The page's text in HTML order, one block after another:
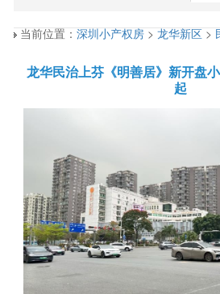
当前位置：深圳小产权房>龙华新区>
龙华民治上芬《明善居》新开盘
起